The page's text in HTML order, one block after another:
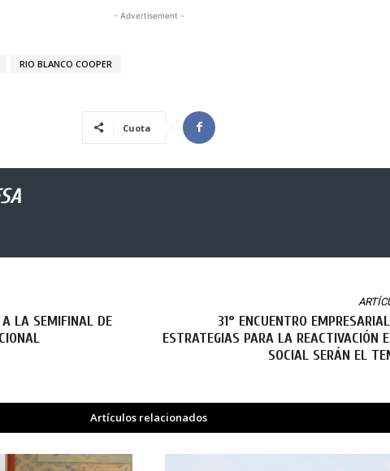
- Advertisement -
RIO BLANCO COOPER
Cuota
LA SEMIFINAL DE
31° ENCUENTRO
ESTRATEGIAS PARA LA REACTIVACIÓN
SOCIAL SERÁN EL
Artículos relacionados